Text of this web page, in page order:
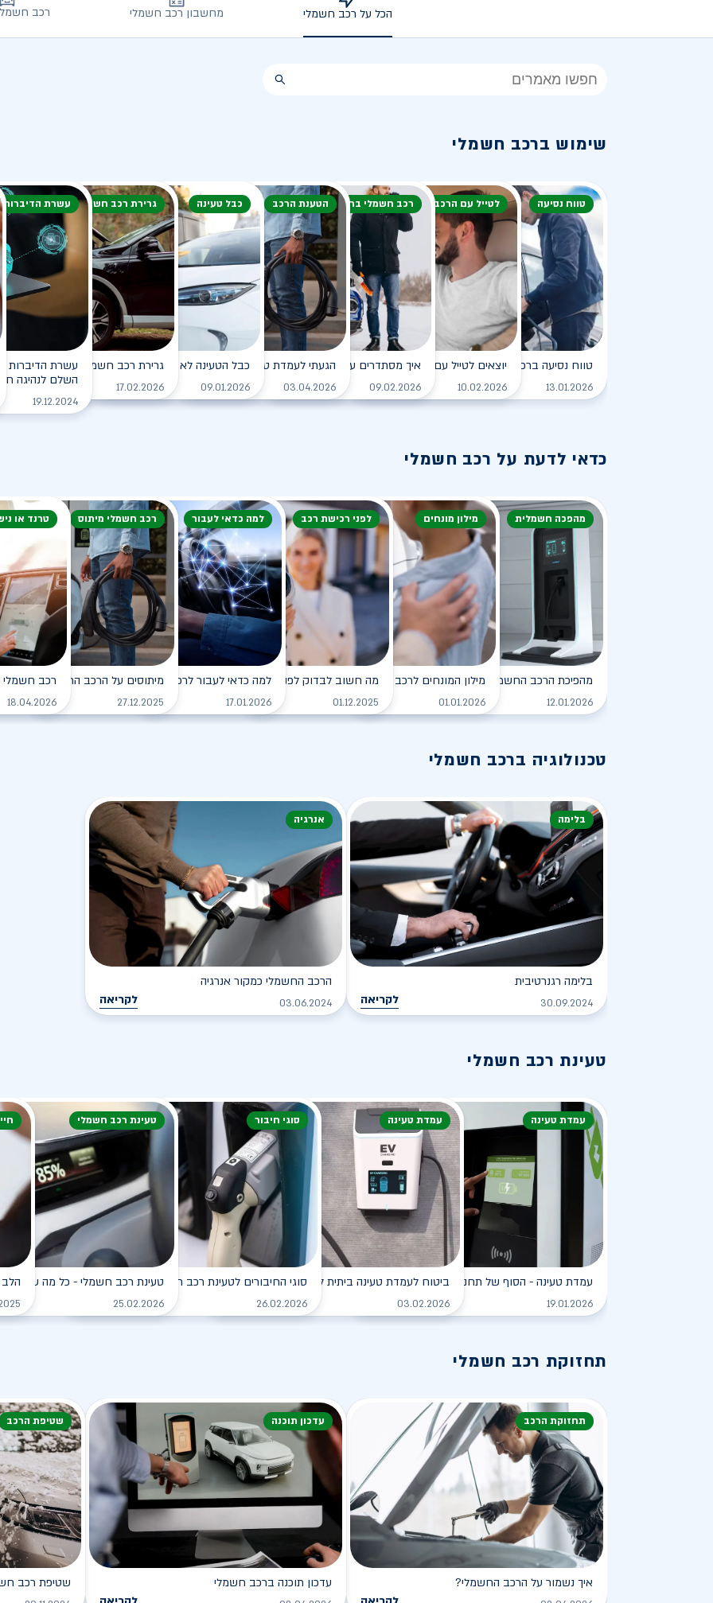
הכל על רכב חשמלי מחשבון רכב חשמלי רכב
הכל
חשמלי
שימוש ברכב חשמלי
טווח נסיעה
טווח נסיעה ברכב חשמלי - כל מה שצריך לדעת
13.01.2026 לקריאה
לטייל עם הרכב
יוצאים לטייל עם רכב חשמלי
10.02.2026 לקריאה
רכב חשמלי בחורף
איך מסתדרים עם הרכב החשמלי בחורף?
09.02.2026 לקריאה
הטענת הרכב
הגעתי לעמדת טעינה, מה עלי לעשות?
03.04.2026 לקריאה
כבל טעינה
כבל הטעינה לא משתחרר מהרכב. מה עושים?
09.01.2026 לקריאה
גרירת רכב חשמלי
גרירת רכב חשמלי - מה עושים?
17.02.2026
עשרת הדיברות
עשרת הדיברות
השלם לנהיגה
19.12.2024
כדאי לדעת על רכב חשמלי
מהפכה חשמלית
מהפיכת הרכב החשמלי
12.01.2026 לקריאה
מילון מונחים
מילון המונחים לרכב החשמלי
01.01.2026 לקריאה
לפני רכישת רכב
מה חשוב לבדוק לפני רכישת רכב חשמלי?
01.12.2025 לקריאה
למה כדאי לעבור
למה כדאי לעבור לרכב חשמלי?
17.01.2026 לקריאה
רכב חשמלי מיתוס
מיתוסים על הרכב החשמלי שכדאי
27.12.2025
טרנד או
רכב חשמלי
18.04.2026
טכנולוגיה ברכב חשמלי
בלימה
בלימה רגנרטיבית
30.09.2024 לקריאה
אנרגיה
הרכב החשמלי כמקור אנרגיה
03.06.2024 לקריאה
טעינת רכב חשמלי
עמדת טעינה
עמדת טעינה - הסוף של תחנת הדלק?
19.01.2026 לקריאה
עמדת טעינה
ביטוח לעמדת טעינה ביתית לרכב החשמלי
03.02.2026
סוגי חיבור
סוגי החיבורים לטעינת רכב חשמלי
26.02.2026
טעינת רכב חשמלי
טעינת רכב חשמלי - כל מה שצריך
25.02.2026
תחזוקת רכב חשמלי
תחזוקת הרכב
איך נשמור על הרכב החשמלי?
עדכון תוכנה
עדכון תוכנה ברכב חשמלי
שטיפת הרכב
שטיפת רכב